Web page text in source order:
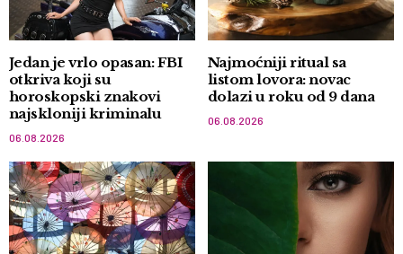
Jedan je vrlo opasan: FBI
otkriva koji su
horoskopski znakovi
najskloniji kriminalu
06.08.2026
Najmoćniji ritual sa
listom lovora: novac
dolazi u roku od 9 dana
06.08.2026